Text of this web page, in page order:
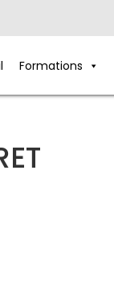
Formations